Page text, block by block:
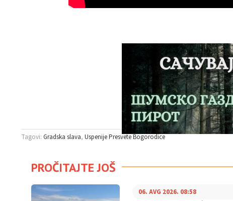
Tagovi: Gradska slava Uspenije Presvete Bogorodice
PROČITAJTE JOŠ
06. AVG 2026. 08:58